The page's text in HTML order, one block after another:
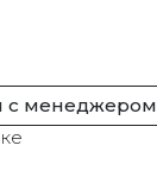
с менеджером